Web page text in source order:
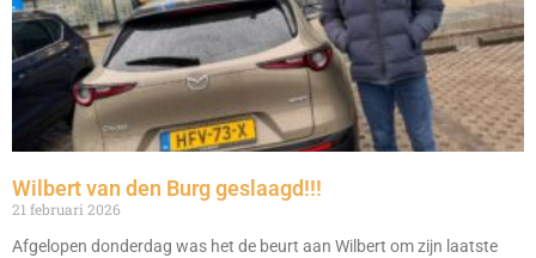
Wilbert van den Burg geslaagd!!!
21 februari 2026
Afgelopen donderdag was het de beurt aan Wilbert om zijn laatste